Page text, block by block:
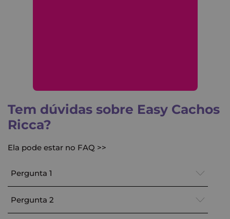
Tem dúvidas sobre Easy Cachos
Ricca?
Ela pode estar no FAQ >>
Pergunta 1
Pergunta 2